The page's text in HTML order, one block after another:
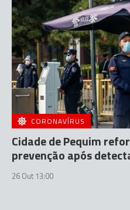
CORONAVÍRUS
Cidade de Pequim
prevenção após
26 Out 13:00